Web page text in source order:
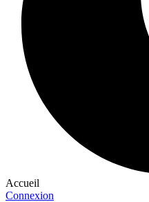
Accueil
Connexion